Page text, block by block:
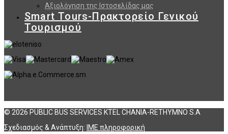
Αξιολόγηση της Ιστοσελίδας μας
Smart Tours-Πρακτορείο Γενικού
Τουρισμού
© 2026 PUBLIC BUS SERVICES KTEL CHANIA-RETHYMNO S.A
Σχεδιασμός & Ανάπτυξη: ΙΜΕ πληροφορική